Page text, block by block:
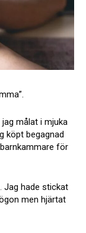
målat i mjuka
köpt begagnad
för
Jag hade stickat
men hjärtat